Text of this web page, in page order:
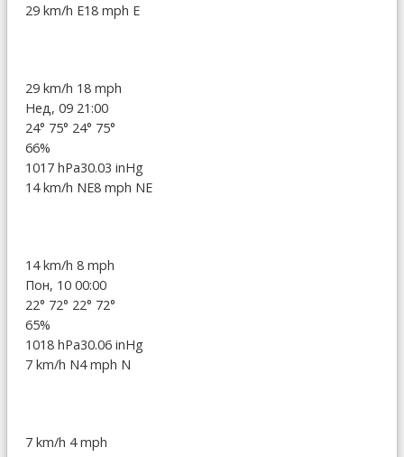
29 km/h E18 mph E
29 km/h 18 mph
Нед, 09 21:00
24° 75° 24° 75°
66%
1017 hPa30.03 inHg
14 km/h NE8 mph NE
14 km/h 8 mph
Пон, 10 00:00
22° 72° 22° 72°
65%
1018 hPa30.06 inHg
7 km/h N4 mph N
7 km/h 4 mph